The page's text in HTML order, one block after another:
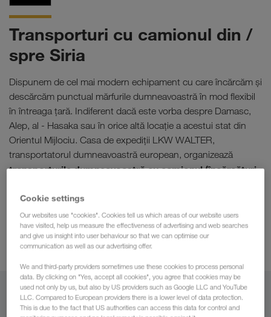
Transporturi cu camionul din /
spre Siria
Dispunem de cel mai modern echipament cu care încărcăm și
descărcăm punctual mărfurile dumneavoastră în mod flexibil
în întreaga țară. Indiferent dacă este vorba despre Damasc,
Alep, al - Hasaka sau în orice altă locație a acestui stat din
Orientul Mijlociu. Casa de expediţii LKW WALTER,
transportatorul dumneavoastră european, organizează
transporturile dumneavoastră cu camionul (încărcături
Siria.Aveți încredere în managerii noștri experimentați de
transport, care vă garanteazăcel mai bun control posibil al
transporturilor.De asemenea,vă ținem întotdeauna la
curent vorbind în limba dumneavoastră maternă.
Din
Cookie settings
Our websites use "cookies". Cookies tell us which areas of our website users
have visited, help us measure the effectiveness of advertising and web searches
and give us insight into user behaviour so that we can optimise our
communication as well as our advertising offer.
We and third-party providers sometimes use these cookies to process personal
data. By clicking on "Yes, accept all cookies", you agree that cookies may be
used not only by us, but also by US providers such as Google LLC and YouTube
LLC. Compared to European providers there is a lower level of data protection.
This is due to the fact that US authorities can access this data for control and